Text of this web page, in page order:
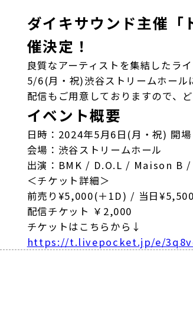
ダイキサウンド主催
催決定！ 【ダ
良質なアーティストを集結した
5/6(月・祝)渋谷ストリームホール
配信もご用意しておりますので、
イベント概要
日時：2024年5月6日(月・祝) 開
会場：渋谷ストリームホール
出演：BMK / D.O.L / Maison B /
＜チケット詳細＞
前売り¥5,000(＋1D) / 当日
配信チケット ￥2,000
チケットはこちらから↓
https://t.livepocket.jp/e/